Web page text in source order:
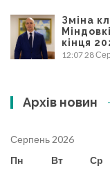
Зміна
кінця
12:07 28
Архів новин
Серпень 2026
Пн
Вт Ср